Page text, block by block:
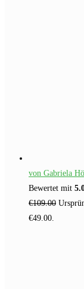
von Gabriela
Bewertet mit
€109.00
€49.00.